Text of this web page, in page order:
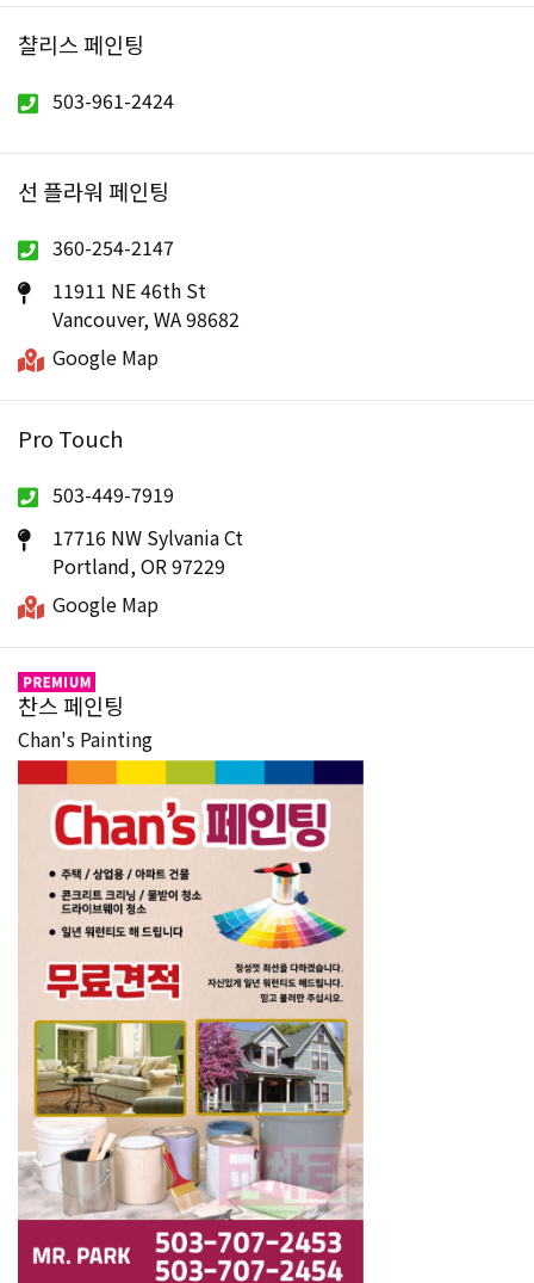
챨리스 페인팅
503-961-2424
선 플라워 페인팅
360-254-2147
11911 NE 46th St
Vancouver, WA 98682
Google Map
Pro Touch
503-449-7919
17716 NW Sylvania Ct
Portland, OR 97229
Google Map
찬스 페인팅
Chan's Painting